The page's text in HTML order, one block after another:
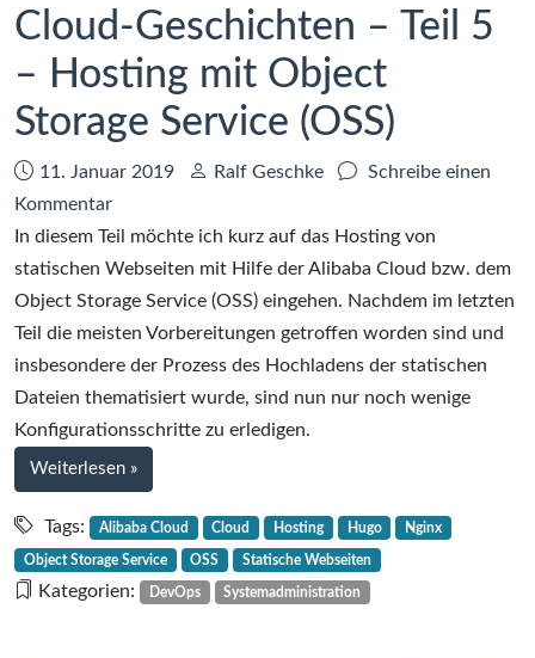
Cloud-Geschichten – Teil 5
– Hosting mit Object
Storage Service (OSS)
Datum:
11. Januar 2019 Autor:
Ralf Geschke
Schreibe einen
Kommentarzu
Cloud-
Geschichten
–
Teil
5
–
Hosting
mit
Object
Storage
Service
(OSS)
In diesem Teil möchte ich kurz auf das Hosting von
statischen Webseiten mit Hilfe der Alibaba Cloud bzw. dem
Object Storage Service (OSS) eingehen. Nachdem im letzten
Teil die meisten Vorbereitungen getroffen worden sind und
insbesondere der Prozess des Hochladens der statischen
Dateien thematisiert wurde, sind nun nur noch wenige
Konfigurationsschritte zu erledigen.
Weiterlesen bei
Cloud-
Geschichten
–
Teil
»
Tags: Alibaba Cloud Cloud Hosting Hugo Nginx
Object Storage Service OSS Statische Webseiten
Kategorien: DevOps Systemadministration